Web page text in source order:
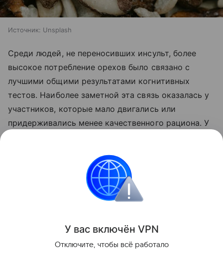
Источник: Unsplash
Среди людей, не переносивших инсульт, более
высокое потребление орехов было связано с
лучшими общими результатами когнитивных
тестов. Наиболее заметной эта связь оказалась у
участников, которые мало двигались или
придерживались менее качественного рациона. У
Поделиться
У вас включён VPN
Отключите, чтобы всё работало